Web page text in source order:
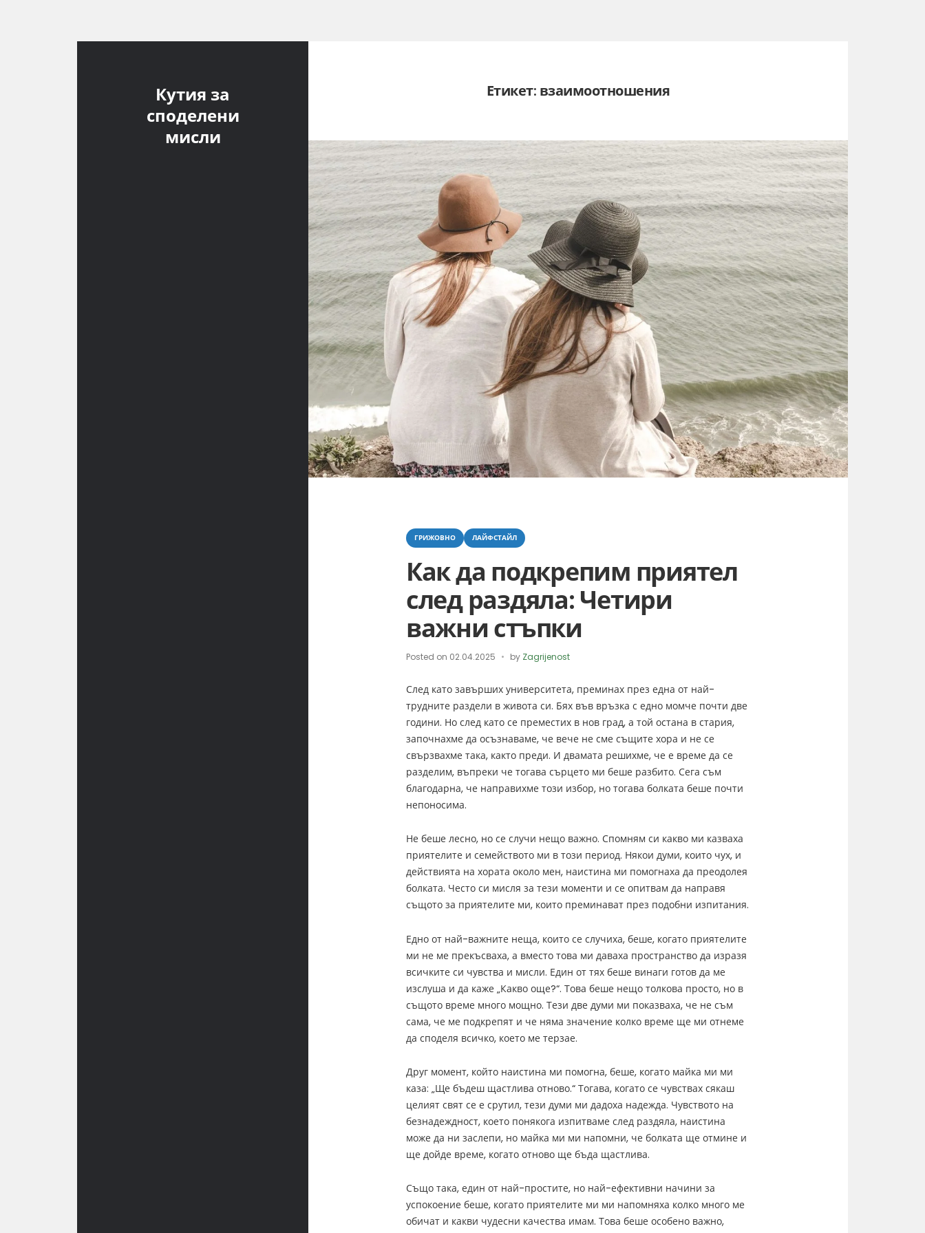
Кутия за
споделени
мисли
Етикет: взаимоотношения
Categories
ГРИЖОВНО ЛАЙФСТАЙЛ
Как да подкрепим приятел
след раздяла: Четири
важни стъпки
Posted on 02.04.2025 by Zagrijenost
След като завърших университета, преминах през една от най-
трудните раздели в живота си. Бях във връзка с едно момче почти две
години. Но след като се преместих в нов град, а той остана в стария,
започнахме да осъзнаваме, че вече не сме същите хора и не се
свързвахме така, както преди. И двамата решихме, че е време да се
разделим, въпреки че тогава сърцето ми беше разбито. Сега съм
благодарна, че направихме този избор, но тогава болката беше почти
непоносима.
Не беше лесно, но се случи нещо важно. Спомням си какво ми казваха
приятелите и семейството ми в този период. Някои думи, които чух, и
действията на хората около мен, наистина ми помогнаха да преодолея
болката. Често си мисля за тези моменти и се опитвам да направя
същото за приятелите ми, които преминават през подобни изпитания.
Едно от най-важните неща, които се случиха, беше, когато приятелите
ми не ме прекъсваха, а вместо това ми даваха пространство да изразя
всичките си чувства и мисли. Един от тях беше винаги готов да ме
изслуша и да каже „Какво още?“. Това беше нещо толкова просто, но в
същото време много мощно. Тези две думи ми показваха, че не съм
сама, че ме подкрепят и че няма значение колко време ще ми отнеме
да споделя всичко, което ме терзае.
Друг момент, който наистина ми помогна, беше, когато майка ми ми
каза: „Ще бъдеш щастлива отново.“ Тогава, когато се чувствах сякаш
целият свят се е срутил, тези думи ми дадоха надежда. Чувството на
безнадеждност, което понякога изпитваме след раздяла, наистина
може да ни заслепи, но майка ми ми напомни, че болката ще отмине и
ще дойде време, когато отново ще бъда щастлива.
Също така, един от най-простите, но най-ефективни начини за
успокоение беше, когато приятелите ми ми напомняха колко много ме
обичат и какви чудесни качества имам. Това беше особено важно,